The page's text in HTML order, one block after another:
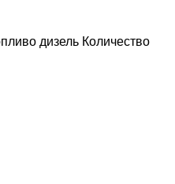
дизель Количество